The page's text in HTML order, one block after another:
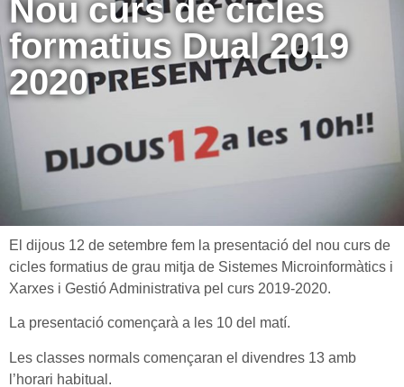
Nou curs de cicles
formatius Dual 2019
2020
El dijous 12 de setembre fem la presentació del nou curs de
cicles formatius de grau mitja de Sistemes Microinformàtics i
Xarxes i Gestió Administrativa pel curs 2019-2020.
La presentació començarà a les 10 del matí.
Les classes normals començaran el divendres 13 amb
l’horari habitual.